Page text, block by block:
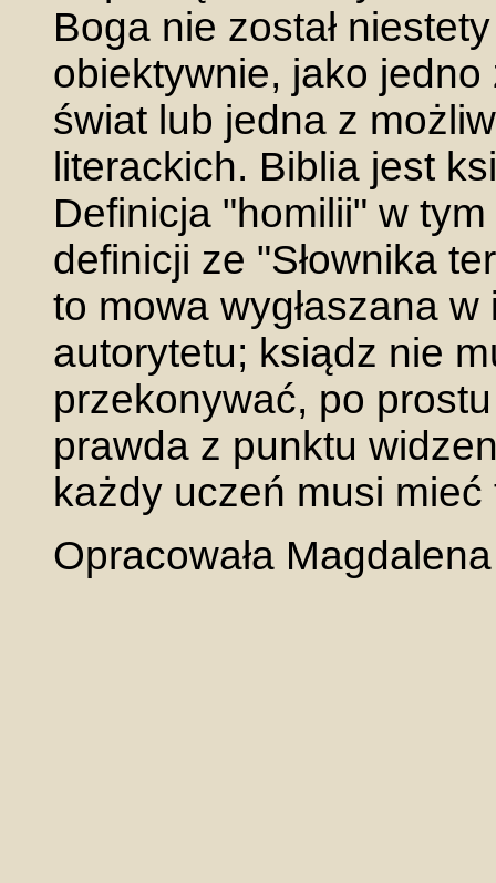
Boga nie został
obiektywnie, jako
świat lub jedna z
literackich. Biblia jest
Definicja "homilii" w
definicji ze "Słownika
to mowa wygłaszana
autorytetu; ksiądz nie
przekonywać, po
prawda z punktu
każdy uczeń musi
Opracowała